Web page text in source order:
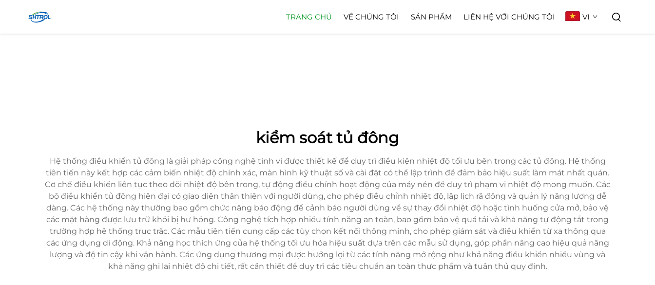
TRANG CHỦ VỀ CHÚNG TÔI SẢN PHẨM LIÊN HỆ VỚI CHÚNG TÔI VI
kiểm soát tủ đông
Hệ thống điều khiển tủ đông là giải pháp công nghệ tinh vi được thiết kế để duy trì điều kiện nhiệt độ tối ưu bên trong các tủ đông. Hệ thống
tiên tiến này kết hợp các cảm biến nhiệt độ chính xác, màn hình kỹ thuật số và cài đặt có thể lập trình để đảm bảo hiệu suất làm mát nhất quán.
Cơ chế điều khiển liên tục theo dõi nhiệt độ bên trong, tự động điều chỉnh hoạt động của máy nén để duy trì phạm vi nhiệt độ mong muốn. Các
bộ điều khiển tủ đông hiện đại có giao diện thân thiện với người dùng, cho phép điều chỉnh nhiệt độ, lập lịch rã đông và quản lý năng lượng dễ
dàng. Các hệ thống này thường bao gồm chức năng báo động để cảnh báo người dùng về sự thay đổi nhiệt độ hoặc tình huống cửa mở, bảo vệ
các mặt hàng được lưu trữ khỏi bị hư hỏng. Công nghệ tích hợp nhiều tính năng an toàn, bao gồm bảo vệ quá tải và khả năng tự động tắt trong
trường hợp hệ thống trục trặc. Các mẫu tiên tiến cung cấp các tùy chọn kết nối thông minh, cho phép giám sát và điều khiển từ xa thông qua
các ứng dụng di động. Khả năng học thích ứng của hệ thống tối ưu hóa hiệu suất dựa trên các mẫu sử dụng, góp phần nâng cao hiệu quả năng
lượng và độ tin cậy khi vận hành. Các ứng dụng thương mại được hưởng lợi từ các tính năng mở rộng như khả năng điều khiển nhiều vùng và
khả năng ghi lại nhiệt độ chi tiết, rất cần thiết để duy trì các tiêu chuẩn an toàn thực phẩm và tuân thủ quy định.